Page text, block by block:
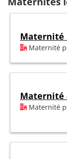
Maternité
Maternité
Maternité
Maternité